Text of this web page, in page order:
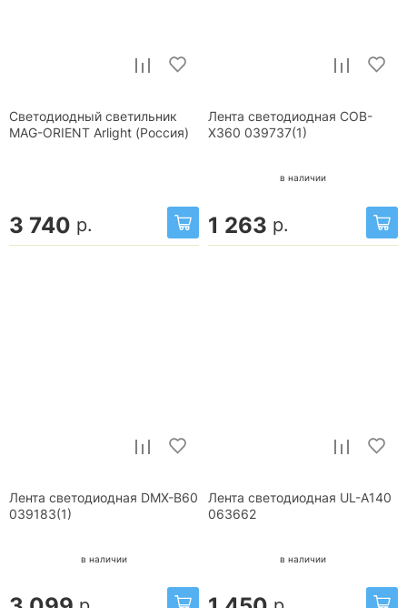
Светодиодный светильник
MAG-ORIENT Arlight (Россия)
3 740 р.
Лента светодиодная COB-
X360 039737(1)
в наличии
1 263 р.
Лента светодиодная DMX-B60
039183(1)
в наличии
Лента светодиодная UL-A140
063662
в наличии